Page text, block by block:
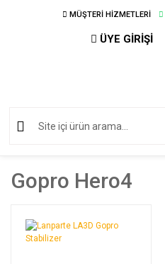
MÜŞTERİ HİZMETLERİ
ÜYE GİRİŞİ
Gopro Hero4